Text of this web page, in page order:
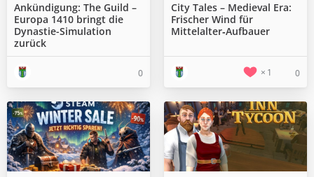
Ankündigung: The Guild –
Europa 1410 bringt die
Dynastie-Simulation
zurück
0
City Tales – Medieval Era:
Frischer Wind für
Mittelalter‑Aufbauer
1 0